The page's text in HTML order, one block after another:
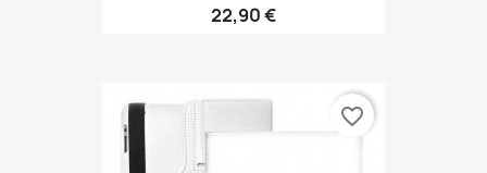
22,90 €
favorite_border